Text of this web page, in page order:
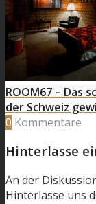
ROOM67 – Das
der Schweiz
0 Kommentare
Hinterlasse
An der
Hinterlasse uns